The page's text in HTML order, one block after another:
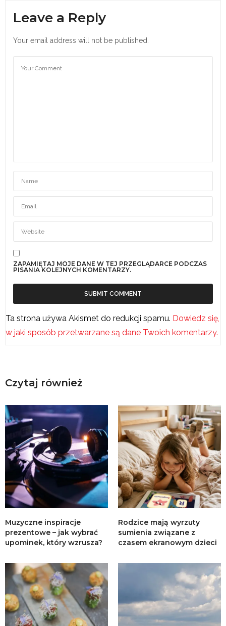
Leave a Reply
Your email address will not be published.
ZAPAMIĘTAJ MOJE DANE W TEJ PRZEGLĄDARCE PODCZAS
PISANIA KOLEJNYCH KOMENTARZY.
Ta strona używa Akismet do redukcji spamu. Dowiedz się,
w jaki sposób przetwarzane są dane Twoich komentarzy.
Czytaj również
Muzyczne inspiracje
prezentowe – jak wybrać
upominek, który wzrusza?
Rodzice mają wyrzuty
sumienia związane z
czasem ekranowym dzieci